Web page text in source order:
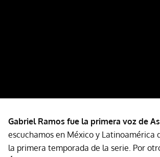
Gabriel Ramos fue la primera voz de
escuchamos en México y Latinoamérica
la primera temporada de la serie. Por